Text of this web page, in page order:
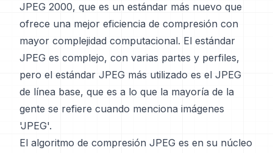
JPEG 2000, que es un estándar más nuevo que
ofrece una mejor eficiencia de compresión con
mayor complejidad computacional. El estándar
JPEG es complejo, con varias partes y perfiles,
pero el estándar JPEG más utilizado es el JPEG
de línea base, que es a lo que la mayoría de la
gente se refiere cuando menciona imágenes
'JPEG'.
El algoritmo de compresión JPEG es en su núcleo